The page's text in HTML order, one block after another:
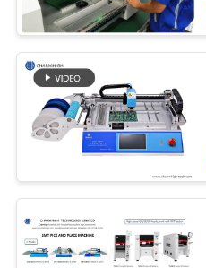
견
학
관
리
SMT 썰물
SMT 지류